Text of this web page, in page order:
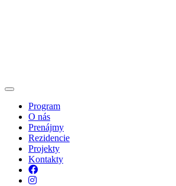
Program
O nás
Prenájmy
Rezidencie
Projekty
Kontakty
Facebook
Instagram